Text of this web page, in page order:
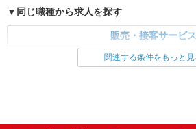
同じ職種から求人を探す
販売・接客サービス
英語が活かせる
ボーナス
関連する条件をもっと見